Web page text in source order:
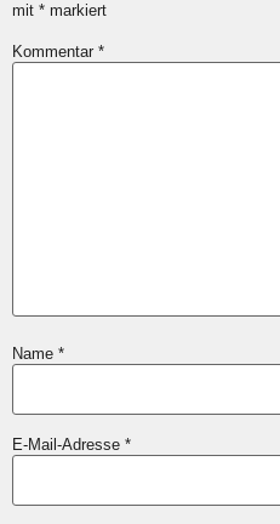
mit * markiert
Kommentar *
Name *
E-Mail-Adresse *